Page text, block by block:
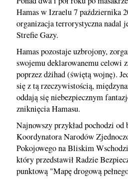
Hamas w Izraelu 7 października
organizacja terrorystyczna nadal
Strefie Gazy.
Hamas pozostaje uzbrojony,
swojemu deklarowanemu celowi
poprzez dżihad (świętą wojnę).
się z tą rzeczywistością,
oddają się niebezpiecznym
zniknięcia Hamasu.
Najnowszy przykład pochodzi od
Koordynatora Narodów
Pokojowego na Bliskim
który przedstawił Radzie
punktową "Mapę drogową